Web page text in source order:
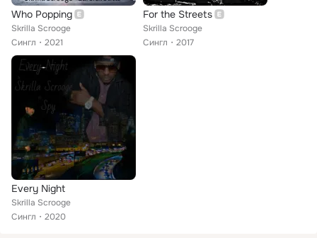
Who Popping
Skrilla Scrooge
Сингл
2021
For the Streets
Skrilla Scrooge
Сингл
2017
Every Night
Skrilla Scrooge
Сингл
2020